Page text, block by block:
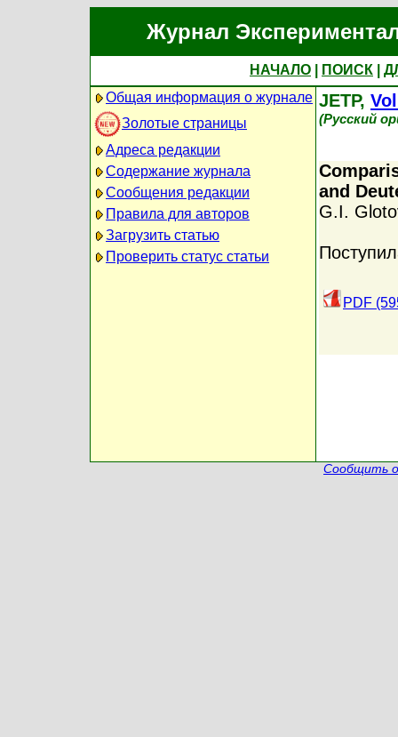
Журнал
НАЧАЛО ПОИСК
Общая информация о журнале
Золотые страницы
Адреса редакции
Содержание журнала
Сообщения редакции
Правила для авторов
Загрузить статью
Проверить статус статьи
JETP,
(Русский
and
G.I.
PDF
Сообщить о